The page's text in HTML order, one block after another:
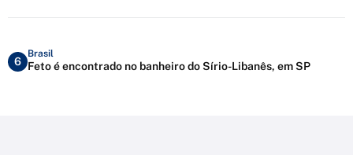
6
Brasil
Feto é encontrado no banheiro do Sírio-Libanês, em SP